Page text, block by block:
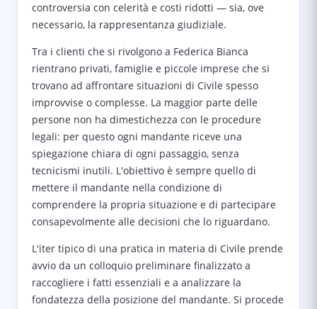
controversia con celerità e costi ridotti — sia, ove
necessario, la rappresentanza giudiziale.
Tra i clienti che si rivolgono a Federica Bianca
rientrano privati, famiglie e piccole imprese che si
trovano ad affrontare situazioni di Civile spesso
improvvise o complesse. La maggior parte delle
persone non ha dimestichezza con le procedure
legali: per questo ogni mandante riceve una
spiegazione chiara di ogni passaggio, senza
tecnicismi inutili. L'obiettivo è sempre quello di
mettere il mandante nella condizione di
comprendere la propria situazione e di partecipare
consapevolmente alle decisioni che lo riguardano.
L'iter tipico di una pratica in materia di Civile prende
avvio da un colloquio preliminare finalizzato a
raccogliere i fatti essenziali e a analizzare la
fondatezza della posizione del mandante. Si procede